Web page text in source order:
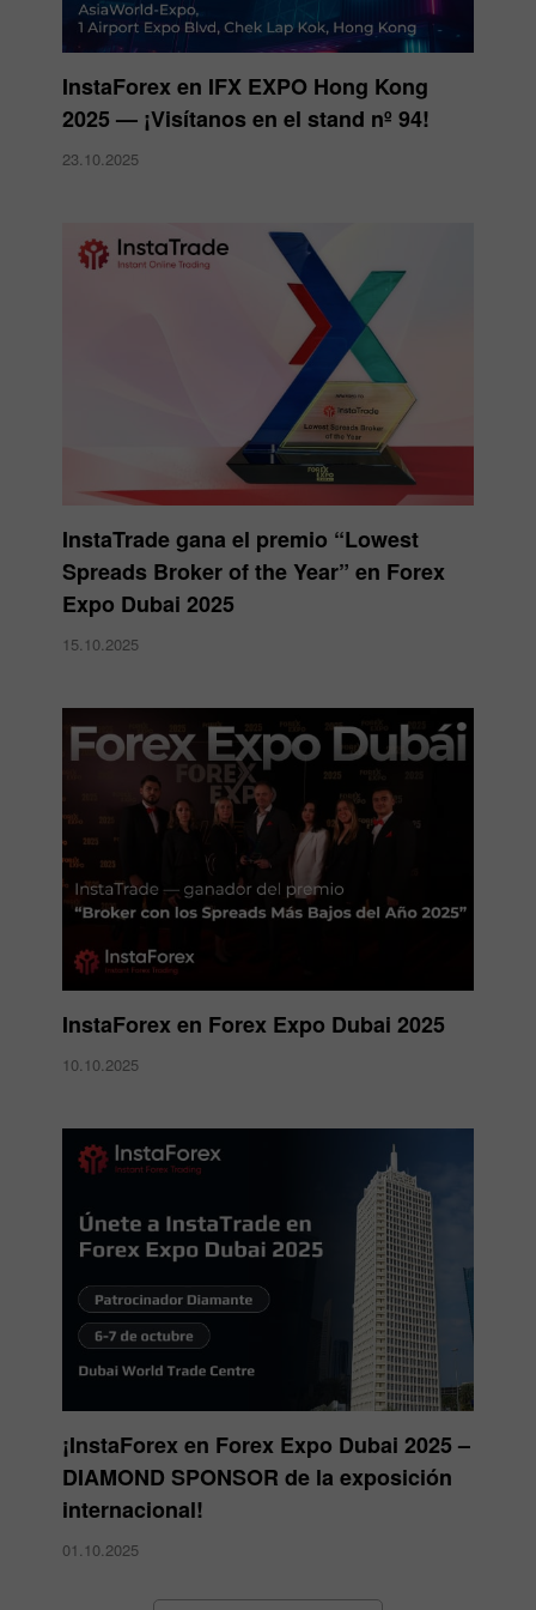
InstaForex en IFX EXPO Hong Kong
2025 — ¡Visítanos en el stand nº 94!
23.10.2025
InstaTrade gana el premio “Lowest
Spreads Broker of the Year” en Forex
Expo Dubai 2025
15.10.2025
InstaForex en Forex Expo Dubai 2025
10.10.2025
¡InstaForex en Forex Expo Dubai 2025 –
DIAMOND SPONSOR de la exposición
internacional!
01.10.2025